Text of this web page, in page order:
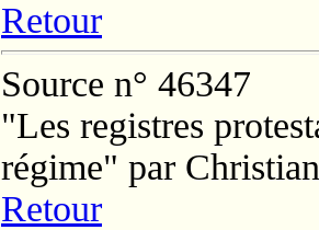
Retour
Source n° 46347
"Les registres
régime" par
Retour